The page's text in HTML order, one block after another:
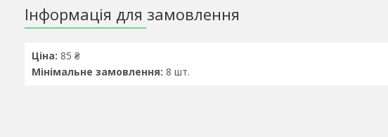
Інформація для замовлення
Ціна: 85 ₴
Мінімальне замовлення: 8 шт.